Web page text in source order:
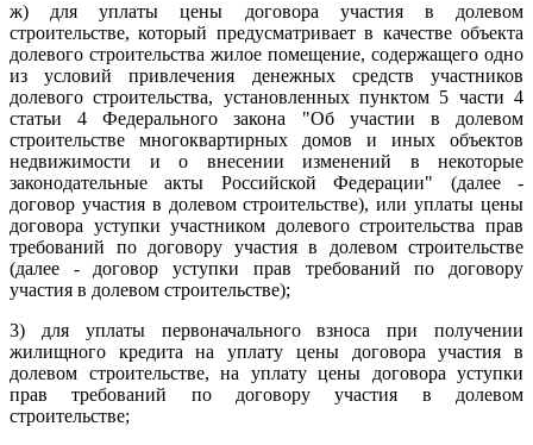
ж) для уплаты цены договора участия в долевом
строительстве, который предусматривает в качестве объекта
долевого строительства жилое помещение, содержащего одно
из условий привлечения денежных средств участников
долевого строительства, установленных пунктом 5 части 4
статьи 4 Федерального закона "Об участии в долевом
строительстве многоквартирных домов и иных объектов
недвижимости и о внесении изменений в некоторые
законодательные акты Российской Федерации" (далее -
договор участия в долевом строительстве), или уплаты цены
договора уступки участником долевого строительства прав
требований по договору участия в долевом строительстве
(далее - договор уступки прав требований по договору
участия в долевом строительстве);
3) для уплаты первоначального взноса при получении
жилищного кредита на уплату цены договора участия в
долевом строительстве, на уплату цены договора уступки
прав требований по договору участия в долевом
строительстве;